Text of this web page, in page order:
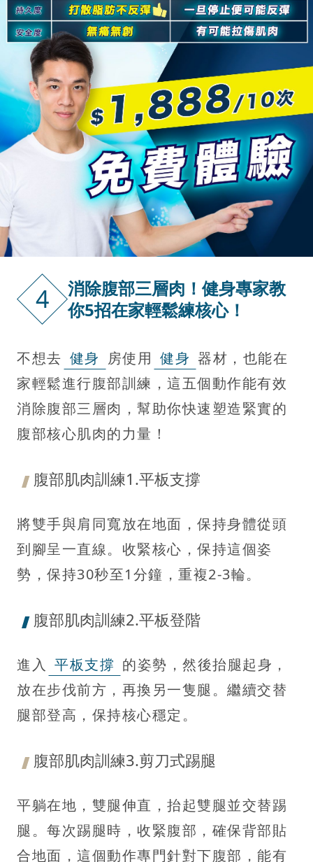
4
消除腹部三層肉！健身專家教
你5招在家輕鬆練核心！
不想去 健身 房使用 健身 器材，也能在
家輕鬆進行腹部訓練，這五個動作能有效
消除腹部三層肉，幫助你快速塑造緊實的
腹部核心肌肉的力量！
腹部肌肉訓練1.平板支撐
將雙手與肩同寬放在地面，保持身體從頭
到腳呈一直線。收緊核心，保持這個姿
勢，保持30秒至1分鐘，重複2-3輪。
腹部肌肉訓練2.平板登階
進入 平板支撐 的姿勢，然後抬腿起身，
放在步伐前方，再換另一隻腿。繼續交替
腿部登高，保持核心穩定。
腹部肌肉訓練3.剪刀式踢腿
平躺在地，雙腿伸直，抬起雙腿並交替踢
腿。每次踢腿時，收緊腹部，確保背部貼
合地面，這個動作專門針對下腹部，能有